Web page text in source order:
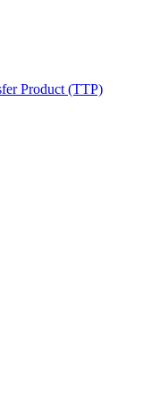
Product (TTP)